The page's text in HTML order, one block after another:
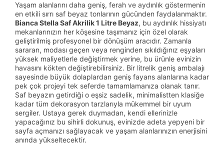
Yaşam alanlarını daha geniş, ferah ve aydınlık göstermenin
en etkili sırrı saf beyaz tonlarının gücünden faydalanmaktır.
Bianca Stella Saf Akrilik 1 Litre Beyaz, bu aydınlık hissiyatı
mekanlarınızın her köşesine taşımanız için özel olarak
geliştirilmiş profesyonel bir dönüşüm aracıdır. Zamanla
sararan, modası geçen veya renginden sıkıldığınız eşyaları
yüksek maliyetlerle değiştirmek yerine, bu ürünle evinizin
havasını kökten değiştirebilirsiniz. Bir litrelik geniş ambalajı
sayesinde büyük dolaplardan geniş fayans alanlarına kadar
pek çok projeyi tek seferde tamamlamanıza olanak tanır.
Saf beyazın getirdiği o eşsiz sadelik, minimalistten klasiğe
kadar tüm dekorasyon tarzlarıyla mükemmel bir uyum
sergiler. Ustaya gerek duymadan, kendi ellerinizle
yapacağınız bu sihirli dokunuş, evinizde adeta yepyeni bir
sayfa açmanızı sağlayacak ve yaşam alanlarınızın enerjisini
anında yükseltecektir.